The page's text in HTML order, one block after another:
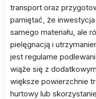
transport oraz
pamiętać, że
samego materiału, ale
pielęgnacją i
jest regularne
wiąże się z
większe powierzchnie
hurtowy lub